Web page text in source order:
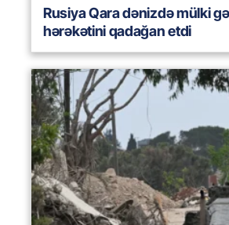
Rusiya Qara dənizdə mülki
hərəkətini qadağan etdi